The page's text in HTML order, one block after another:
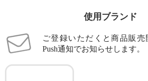
使用ブランド
ご登録いただくと商品販売
Push通知でお知らせします。